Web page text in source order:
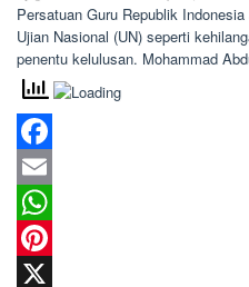
Persatuan Guru Republik
Ujian Nasional (UN) seperti
penentu kelulusan. Mohammad
Facebook
Email
WhatsApp
Pinterest